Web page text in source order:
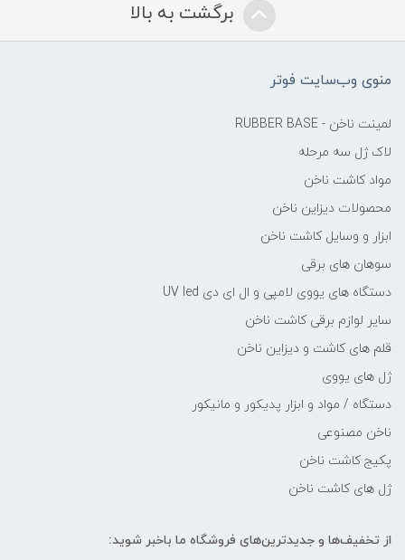
برگشت به بالا
منوی وب‌سایت فوتر
لمینت ناخن - RUBBER BASE
لاک ژل سه مرحله
مواد کاشت ناخن
محصولات دیزاین ناخن
ابزار و وسایل کاشت ناخن
سوهان های برقی
دستگاه های یووی لامپی و ال ای دی UV led
سایر لوازم برقی کاشت ناخن
قلم های کاشت و دیزاین ناخن
ژل های یووی
دستگاه / مواد و ابزار پدیکور و مانیکور
ناخن مصنوعی
پکیج کاشت ناخن
ژل های کاشت ناخن
از تخفیف‌ها و جدیدترین‌های فروشگاه ما باخبر شوید: